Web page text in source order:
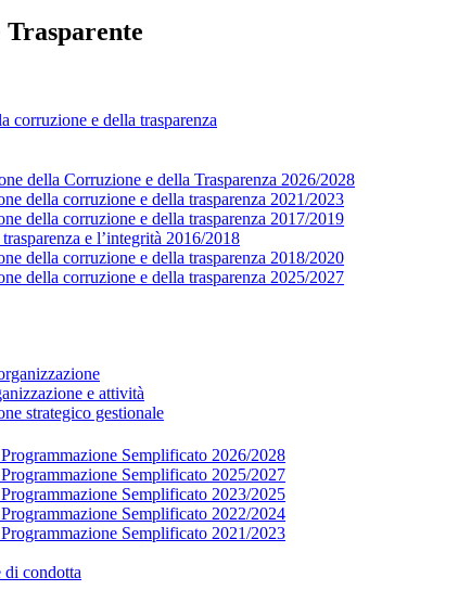
corruzione e della trasparenza
della Corruzione e della Trasparenza 2026/2028
della corruzione e della trasparenza 2021/2023
della corruzione e della trasparenza 2017/2019
e l’integrità 2016/2018
della corruzione e della trasparenza 2018/2020
della corruzione e della trasparenza 2025/2027
e attività
strategico gestionale
Semplificato 2026/2028
Semplificato 2025/2027
Semplificato 2023/2025
Semplificato 2022/2024
Semplificato 2021/2023
di condotta